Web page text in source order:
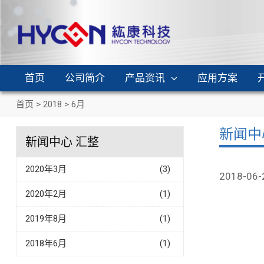
首页 公司简介 产品资讯 应用方案
首页 > 2018 > 6月
新闻
2018-06-
新闻中心 汇整
2020年3月 (3)
2020年2月 (1)
2019年8月 (1)
2018年6月 (1)